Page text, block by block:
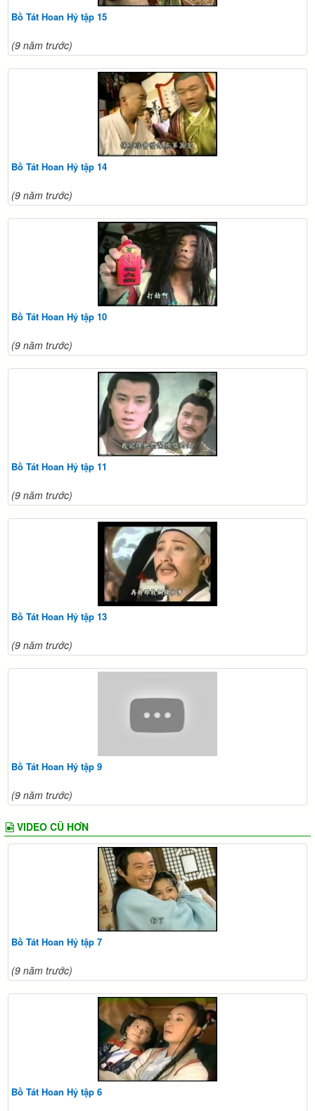
Bồ Tát Hoan Hỷ tập 15
(9 năm trước)
Bồ Tát Hoan Hỷ tập 14
(9 năm trước)
Bồ Tát Hoan Hỷ tập 10
(9 năm trước)
Bồ Tát Hoan Hỷ tập 11
(9 năm trước)
Bồ Tát Hoan Hỷ tập 13
(9 năm trước)
Bồ Tát Hoan Hỷ tập 9
(9 năm trước)
VIDEO CŨ HƠN
Bồ Tát Hoan Hỷ tập 7
(9 năm trước)
Bồ Tát Hoan Hỷ tập 6